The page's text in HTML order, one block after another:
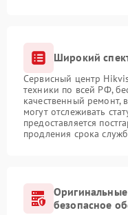
Широкий
Сервисный центр
техники по всей РФ,
качественный ремонт,
могут отслеживать
предоставляется
продления срока
безопасное